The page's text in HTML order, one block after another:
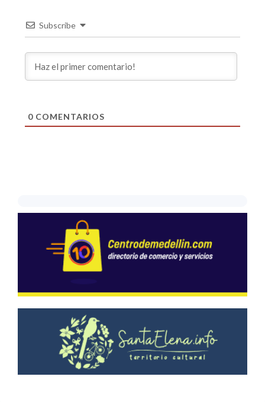
Subscribe
0COMENTARIOS